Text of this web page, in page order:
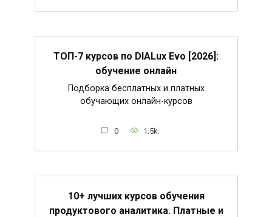
ТОП-7 курсов по DIALux Evo [2026]:
обучение онлайн
Подборка бесплатных и платных
обучающих онлайн-курсов
0 1.5k.
10+ лучших курсов обучения
продуктового аналитика. Платные и